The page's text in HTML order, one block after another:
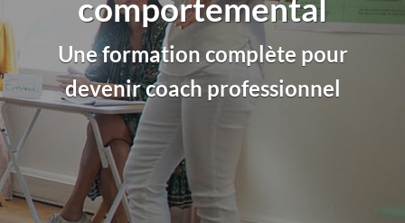
comportemental
Une formation complète pour
devenir coach professionnel